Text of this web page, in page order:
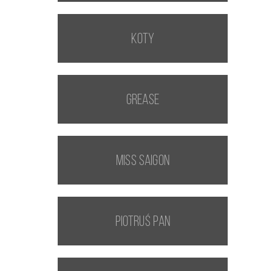
Koty
Grease
Miss Saigon
Piotruś Pan